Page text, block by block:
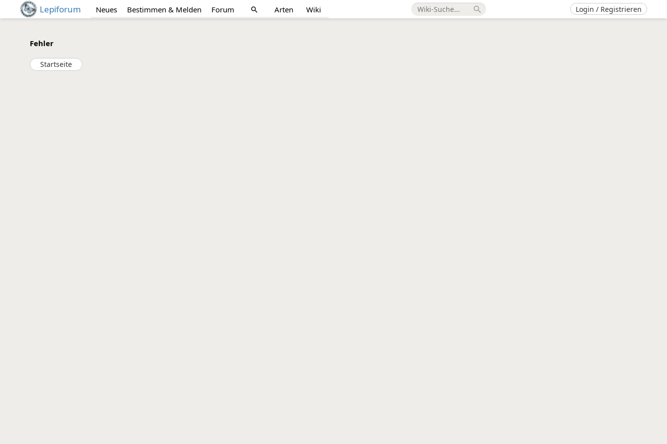
Lepiforum Neues Bestimmen & Melden Forum search Arten Wiki search Login / Registrieren
Fehler
Startseite